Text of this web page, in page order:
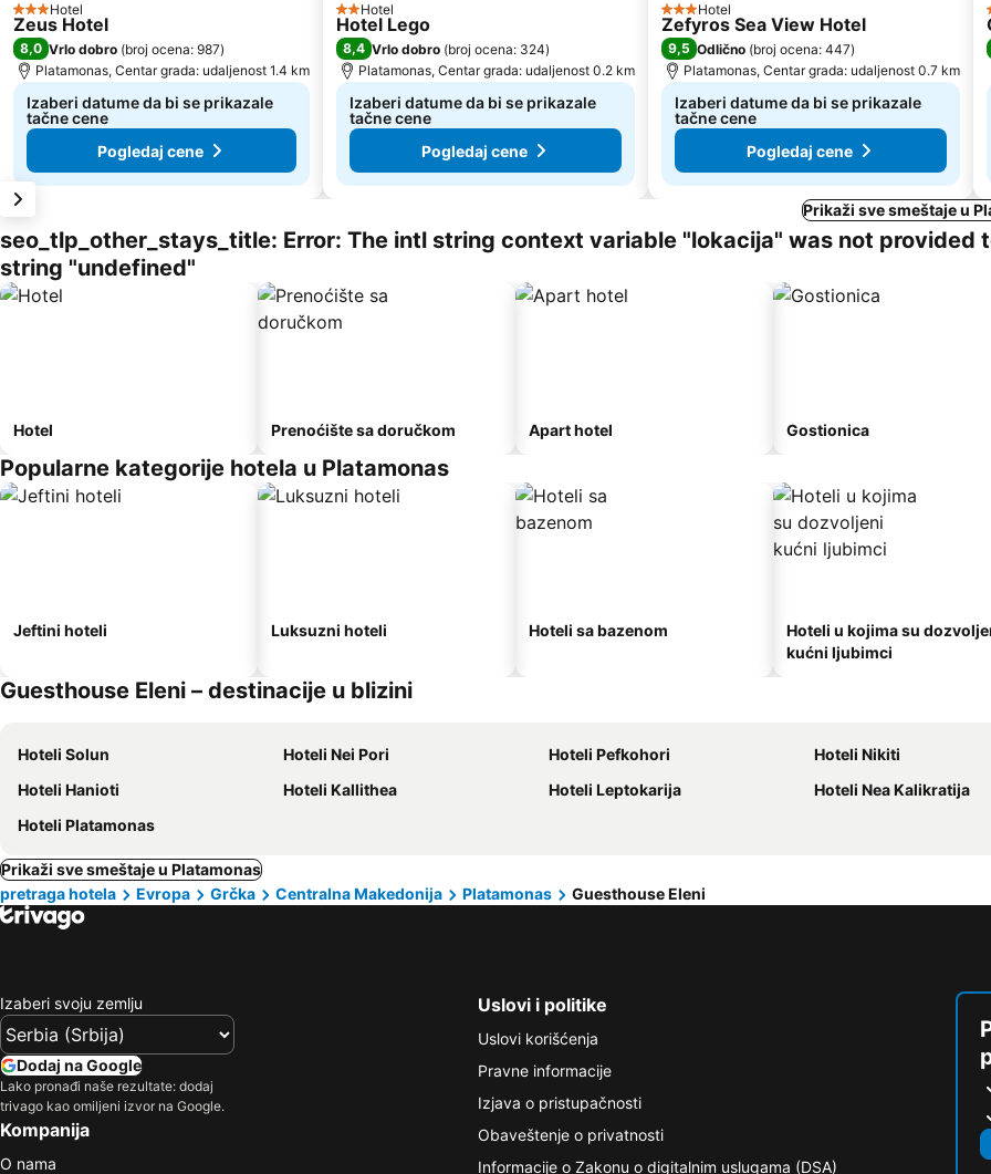
3 Zvezdice
Hotel
Zeus Hotel
8,0 Vrlo dobro (broj ocena: 987)
Platamonas, Centar grada: udaljenost 1.4 km
Izaberi datume da bi se prikazale
tačne cene
Pogledaj cene
2 Zvezdice
Hotel
Hotel Lego
8,4 Vrlo dobro (broj ocena: 324)
Platamonas, Centar grada: udaljenost 0.2 km
Izaberi datume da bi se prikazale
tačne cene
Pogledaj cene
3 Zvezdice
Hotel
Zefyros Sea View Hotel
9,5 Odlično (broj ocena: 447)
Platamonas, Centar grada: udaljenost 0.7 km
Izaberi datume da bi se prikazale
tačne cene
Pogledaj cene
Prikaži sve smeštaje u
seo_tlp_other_stays_title: Error: The intl string context variable "lokacija" was not provided
string "undefined"
Hotel Prenoćište sa doručkom Apart hotel Gostionica
Popularne kategorije hotela u Platamonas
Jeftini hoteli Luksuzni hoteli Hoteli sa bazenom
Hoteli u kojima su
kućni ljubimci
Guesthouse Eleni – destinacije u blizini
Hoteli Solun Hoteli Nei Pori Hoteli Pefkohori
Hoteli Nikiti
Hoteli Hanioti
Hoteli Kallithea Hoteli Leptokarija
Hoteli Nea Kalikratija
Hoteli Platamonas
Prikaži sve smeštaje u Platamonas
pretraga hotela
Evropa Grčka Centralna Makedonija Platamonas Guesthouse Eleni
Izaberi svoju zemlju
Dodaj na Google
Lako pronađi naše rezultate: dodaj
trivago kao omiljeni izvor na Google.
Kompanija
O nama
Uslovi i politike
Uslovi korišćenja
Pravne informacije
Izjava o pristupačnosti
Obaveštenje o privatnosti
Informacije o Zakonu o digitalnim uslugama (DSA)